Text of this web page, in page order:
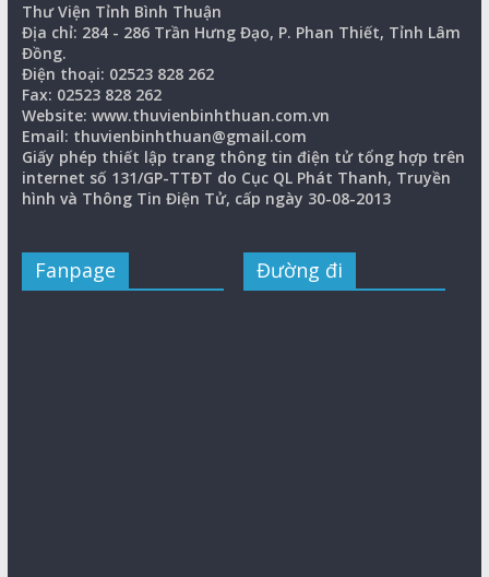
Thư Viện Tỉnh Bình Thuận
Địa chỉ: 284 - 286 Trần Hưng Đạo, P. Phan Thiết, Tỉnh Lâm
Đồng.
Điện thoại: 02523 828 262
Fax: 02523 828 262
Website: www.thuvienbinhthuan.com.vn
Email: thuvienbinhthuan@gmail.com
Giấy phép thiết lập trang thông tin điện tử tổng hợp trên
internet số 131/GP-TTĐT do Cục QL Phát Thanh, Truyền
hình và Thông Tin Điện Tử, cấp ngày 30-08-2013
Fanpage Đường đi